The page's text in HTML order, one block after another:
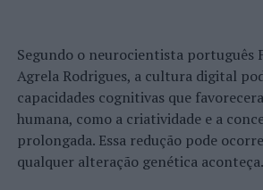
Segundo o neurocientista português
Agrela Rodrigues, a cultura digital
capacidades cognitivas que
humana, como a criatividade e a
prolongada. Essa redução pode
qualquer alteração genética aconteça.